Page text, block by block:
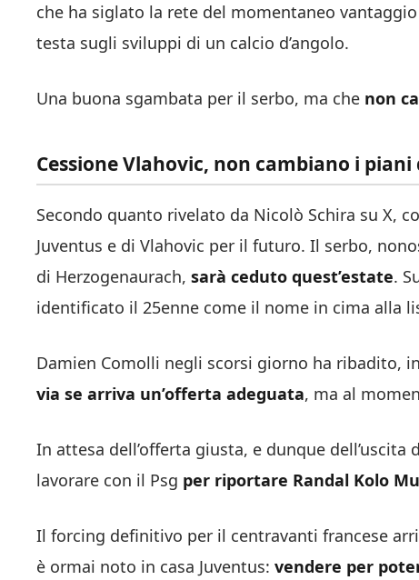
che ha siglato la rete del momentaneo
testa sugli sviluppi di un calcio d’angolo.
Una buona sgambata per il serbo, ma che non
Cessione Vlahovic, non cambiano i
Secondo quanto rivelato da Nicolò Schira su X,
Juventus e di Vlahovic per il futuro. Il serbo,
di Herzogenaurach, sarà ceduto quest’estate.
identificato il 25enne come il nome in cima alla
Damien Comolli negli scorsi giorno ha ribadito,
via se arriva un’offerta adeguata, ma al
In attesa dell’offerta giusta, e dunque
lavorare con il Psg per riportare Randal Kolo
Il forcing definitivo per il centravanti francese
è ormai noto in casa Juventus: vendere per